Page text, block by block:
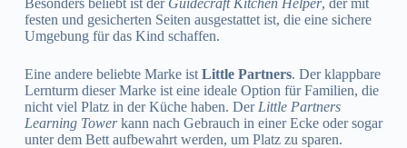
festen und gesicherten Seiten ausgestattet ist, die eine sichere
Umgebung für das Kind schaffen.
Eine andere beliebte Marke ist Little Partners. Der klappbare
Lernturm dieser Marke ist eine ideale Option für Familien, die
nicht viel Platz in der Küche haben. Der Little Partners
Learning Towerkann nach Gebrauch in einer Ecke oder sogar
unter dem Bett aufbewahrt werden, um Platz zu sparen.